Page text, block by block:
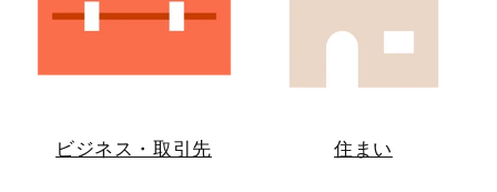
ビジネス・取引先 住まい